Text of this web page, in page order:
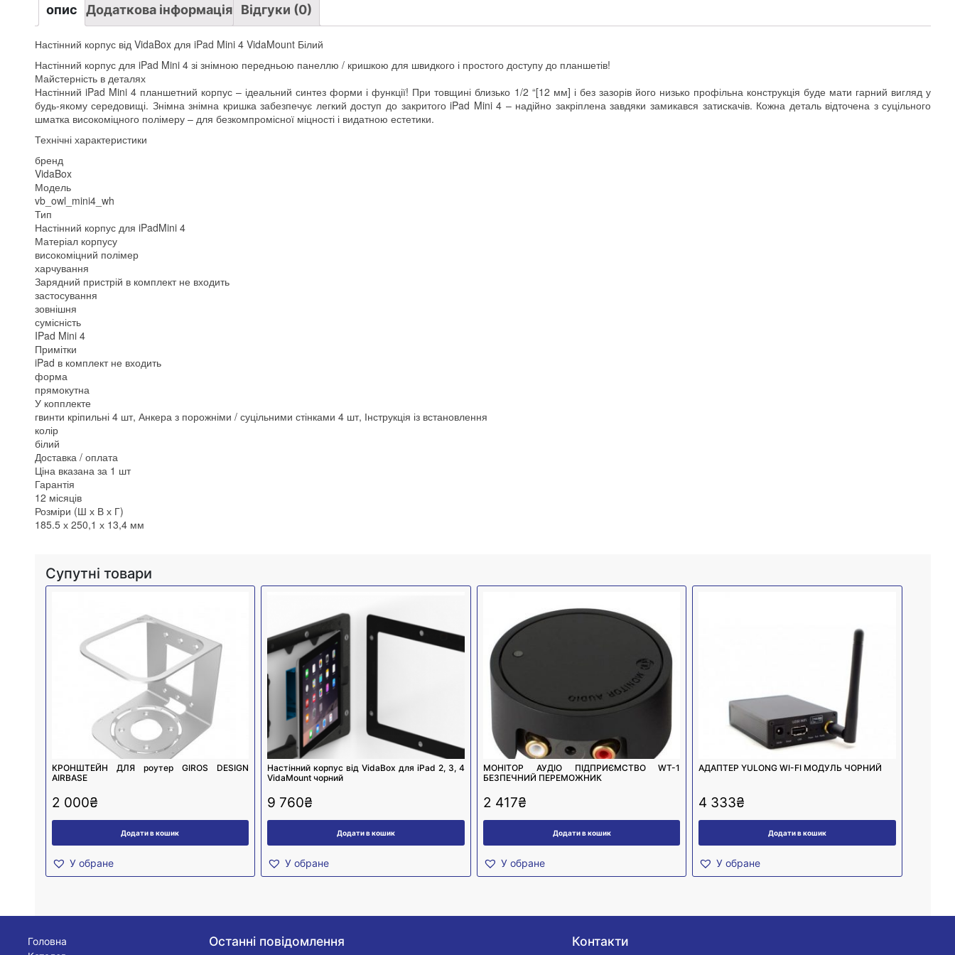
опис Додаткова інформація Відгуки (0)
Настінний корпус від VidaBox для iPad Mini 4 VidaMount Білий
Настінний корпус для iPad Mini 4 зі знімною передньою панеллю / кришкою для швидкого і простого доступу до планшетів!
Майстерність в деталях
Настінний iPad Mini 4 планшетний корпус – ідеальний синтез форми і функції! При товщині близько 1/2 “[12 мм] і без зазорів його низько профільна конструкція буде мати гарний вигляд у
будь-якому середовищі. Знімна знімна кришка забезпечує легкий доступ до закритого iPad Mini 4 – надійно закріплена завдяки замикався затискачів. Кожна деталь відточена з суцільного
шматка високоміцного полімеру – для безкомпромісної міцності і видатною естетики.
Технічні характеристики
бренд
VidaBox
Модель
vb_owl_mini4_wh
Тип
Настінний корпус для iPadMini 4
Матеріал корпусу
високоміцний полімер
харчування
Зарядний пристрій в комплект не входить
застосування
зовнішня
сумісність
IPad Mini 4
Примітки
iPad в комплект не входить
форма
прямокутна
У копплекте
гвинти кріпильні 4 шт, Анкера з порожніми / суцільними стінками 4 шт, Інструкція із встановлення
колір
білий
Доставка / оплата
Ціна вказана за 1 шт
Гарантія
12 місяців
Розміри (Ш х В х Г)
185.5 х 250,1 х 13,4 мм
Супутні товари
КРОНШТЕЙН ДЛЯ роутер GIROS DESIGN
AIRBASE
2 000₴
Додати в кошик
У обране
Настінний корпус від VidaBox для iPad 2, 3, 4
VidaMount чорний
9 760₴
Додати в кошик
У обране
МОНІТОР АУДІО ПІДПРИЄМСТВО WT-1
БЕЗПЕЧНИЙ ПЕРЕМОЖНИК
2 417₴
Додати в кошик
У обране
АДАПТЕР YULONG WI-FI МОДУЛЬ ЧОРНИЙ
4 333₴
Додати в кошик
У обране
Головна
Останні повідомлення Контакти